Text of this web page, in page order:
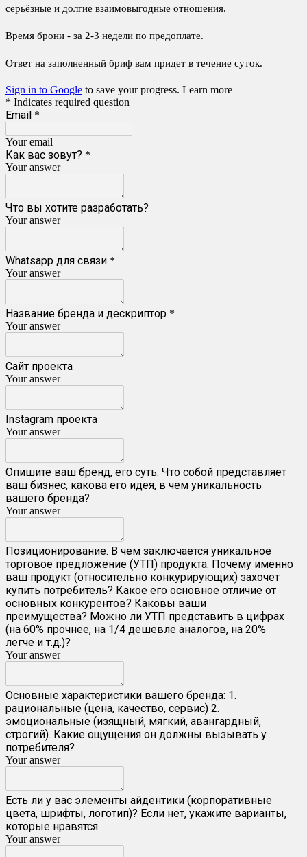
серьёзные и долгие взаимовыгодные отношения.
Время брони - за 2-3 недели по предоплате.
Ответ на заполненный бриф вам придет в течение суток.
Sign in to Google to save your progress. Learn more
* Indicates required question
Email *
Your email
Как вас зовут? *
Your answer
Что вы хотите разработать?
Your answer
Whatsapp для связи *
Your answer
Название бренда и дескриптор *
Your answer
Сайт проекта
Your answer
Instagram проекта
Your answer
Опишите ваш бренд, его суть. Что собой представляет
ваш бизнес, какова его идея, в чем уникальность
вашего бренда?
Your answer
Позиционирование. В чем заключается уникальное
торговое предложение (УТП) продукта. Почему именно
ваш продукт (относительно конкурирующих) захочет
купить потребитель? Какое его основное отличие от
основных конкурентов? Каковы ваши
преимущества? Можно ли УТП представить в цифрах
(на 60% прочнее, на 1/4 дешевле аналогов, на 20%
легче и т.д.)?
Your answer
Основные характеристики вашего бренда: 1.
рациональные (цена, качество, сервис) 2.
эмоциональные (изящный, мягкий, авангардный,
строгий). Какие ощущения он должны вызывать у
потребителя?
Your answer
Есть ли у вас элементы айдентики (корпоративные
цвета, шрифты, логотип)? Если нет, укажите варианты,
которые нравятся.
Your answer